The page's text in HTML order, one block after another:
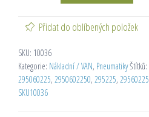
Přidat do oblíbených položek
SKU: 10036
Kategorie: Nákladní / VAN, PneumatikyŠtítků:
295060225, 2950602250, 295225, 29560225
SKU10036